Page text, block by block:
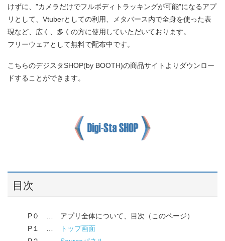
けずに、”カメラだけでフルボディトラッキングが可能”になるアプ
リとして、Vtuberとしての利用、メタバース内で全身を使った表
現など、広く、多くの方に使用していただいております。
フリーウェアとして無料で配布中です。
こちらのデジスタSHOP(by BOOTH)の商品サイトよりダウンロー
ドすることができます。
目次
P０ … アプリ全体について、目次（このページ）
P１ …
トップ画面